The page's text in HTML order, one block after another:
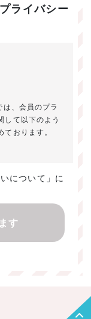
ライバシー
、会員のプラ
して以下のよう
おります。
めにのみ利用い
連絡
について」に
す